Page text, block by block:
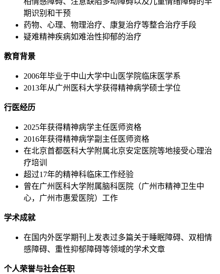
期识别和干预
药物、心理、物理治疗、康复治疗等整合治疗手段
疑难精神疾病如难治性抑郁的治疗
教育背景
2006年毕业于中山大学中山医学院临床医学系
2013年从广州医科大学获得精神病学硕士学位
行医经历
2025年获得精神病学主任医师资格
2016年获得精神病学副主任医师资格
在北京首都医科大学附属北京安定医院等地接受心理治
疗培训
超过17年的精神科临床工作经验
曾在广州医科大学附属脑科医院（广州市精神卫生中
心，广州市惠爱医院）工作
学术成就
在国内外医学期刊上发表过多篇关于睡眠障碍、双相情
感障碍、重性抑郁障碍等领域的学术文章
个人荣誉与社会任职